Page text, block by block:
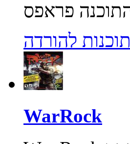
תוכנות להורדה
WarRock